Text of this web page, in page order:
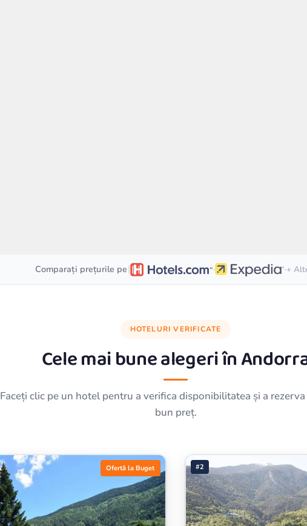
Comparați prețurile pe | · ·+
HOTELURI VERIFICATE
Cele mai bune alegeri în
Faceți clic pe un hotel pentru a verifica disponibilitatea și a
bun preț.
Ofertă la Buget #2